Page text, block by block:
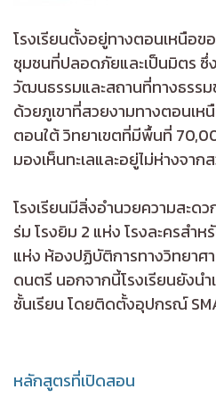
โรงเรียนตั้งอยู่ทางตอนเหนือข
ชุมชนที่ปลอดภัยและเป็นมิตร ซึ่
วัฒนธรรมและสถานที่ทางธรร
ด้วยภูเขาที่สวยงามทางตอนเห
ตอนใต้ วิทยาเขตที่มีพื้นที่
มองเห็นทะเลและอยู่ไม่ห่างจา
โรงเรียนมีสิ่งอำนวยความสะด
ร่ม โรงยิม 2 แห่ง โรงละครสำห
แห่ง ห้องปฏิบัติการทางวิทยาศ
ดนตรี นอกจากนี้โรงเรียนยังนำ
ชั้นเรียน โดยติดตั้งอุปกรณ์
หลักสูตรที่เปิดสอน